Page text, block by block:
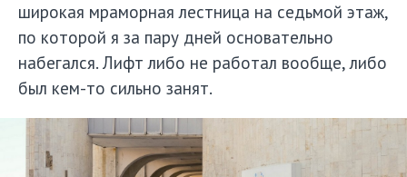
широкая мраморная лестница на седьмой этаж,
по которой я за пару дней основательно
набегался. Лифт либо не работал вообще, либо
был кем-то сильно занят.